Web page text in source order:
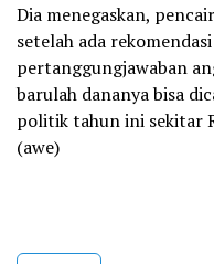
Dia menegaskan,
setelah ada
pertanggungjawaban
barulah dananya bisa
politik tahun ini sekitar
(awe)